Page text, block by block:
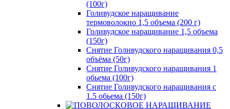
(100г)
Голивудское наращивание
термоволокно 1,5 объема (200 г)
Голивудское наращивание 1,5 объема
(150г)
Снятие Голивудского наращивания 0,5
объёма (50г)
Снятие Голивудского наращивания 1
обьема (100г)
Снятие Голивудского наращивания с
1.5 обьема (150г)